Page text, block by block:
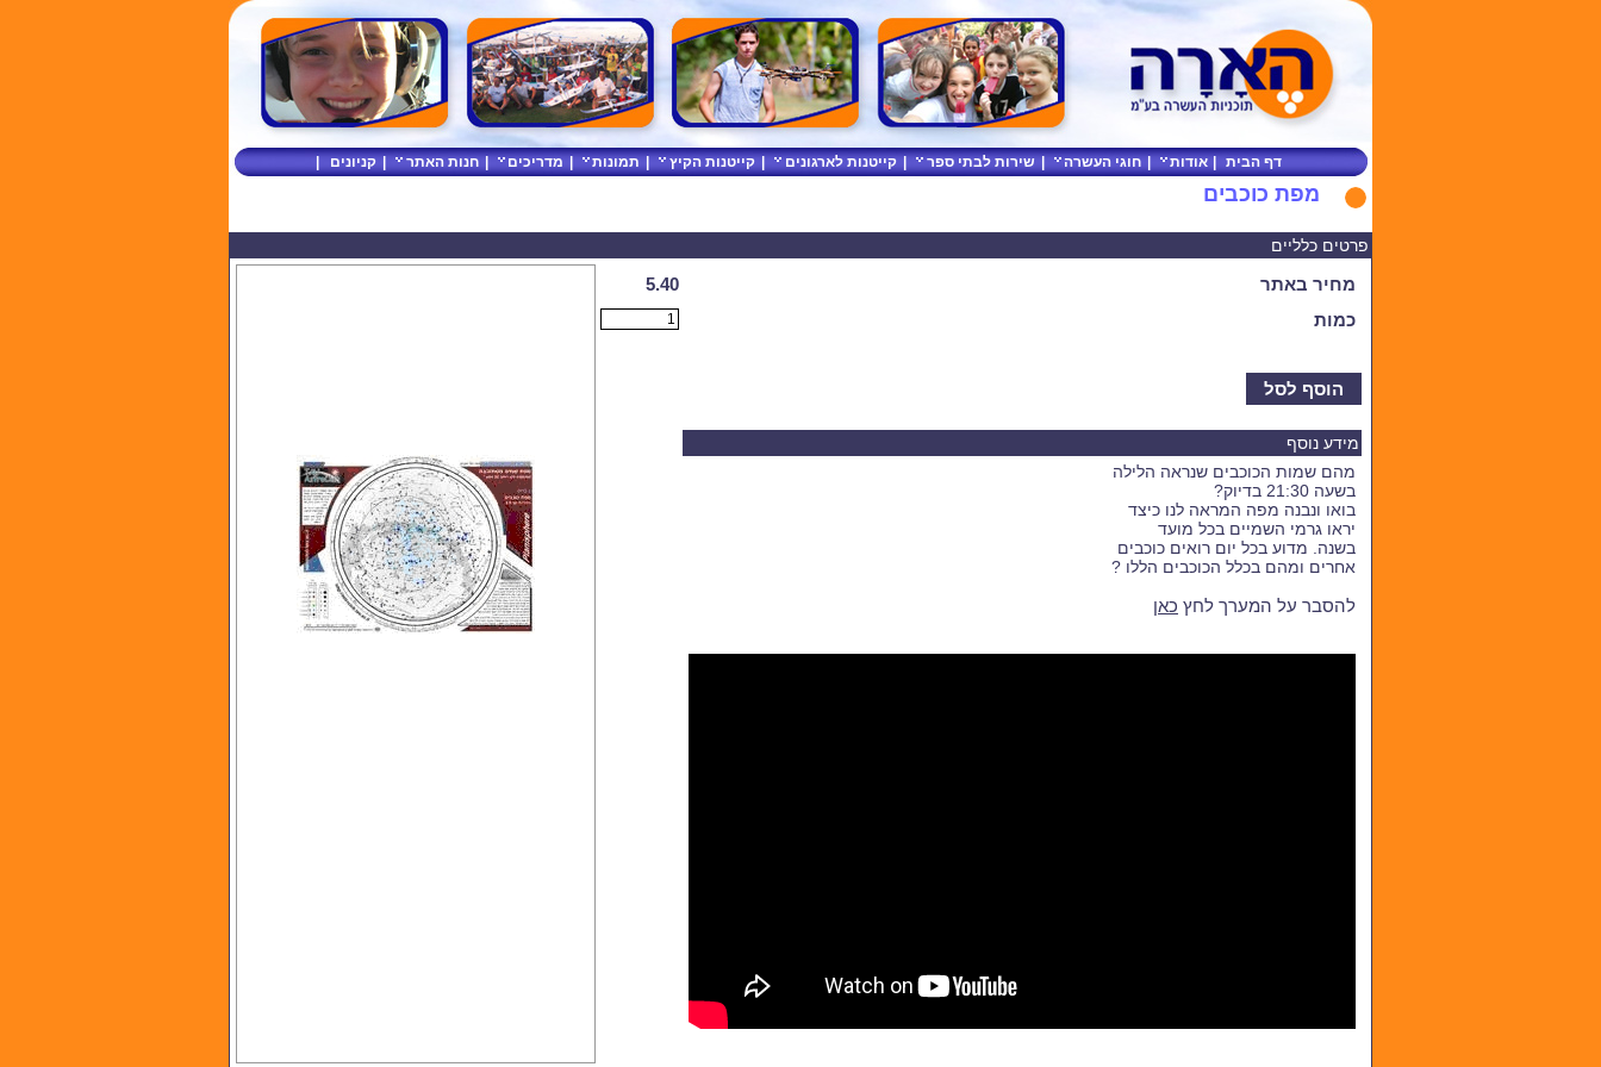
דף הבית אודות חוגי העשרה שירות לבתי ספר קייטנות לארגונים קייטנות הקיץ תמונות מדריכים חנות האתר קניונים
מפת כוכבים
פרטים כלליים
מחיר באתר
5.40
כמות
הוסף לסל
מידע נוסף
מהם שמות הכוכבים שנראה הלילה
בשעה 21:30 בדיוק?
בואו ונבנה מפה המראה לנו כיצד
יראו גרמי השמיים בכל מועד
בשנה. מדוע בכל יום רואים כוכבים
אחרים ומהם בכלל הכוכבים הללו ?
להסבר על המערך לחץ כאן